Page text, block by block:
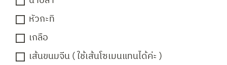
หัวกะทิ
เกลือ
เส้นขนมจีน ( ใช้เส้นโซเมนแทนได้ค่ะ )